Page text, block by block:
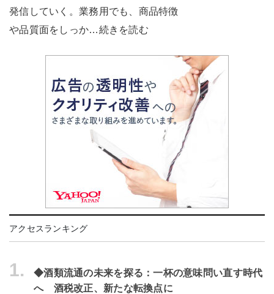
発信していく。業務用でも、商品特徴
や品質面をしっか…続きを読む
アクセスランキング
1.
◆酒類流通の未来を探る：一杯の意味問い直す時代
へ 酒税改正、新たな転換点に